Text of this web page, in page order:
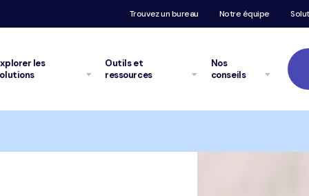
les
Outils et
ressources
Nos
conseils
Trouvez un bureau Notre équipe